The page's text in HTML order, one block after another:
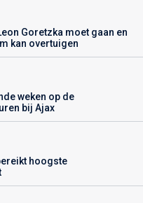
Goretzka moet gaan en
kan overtuigen
weken op de
bij Ajax
hoogste